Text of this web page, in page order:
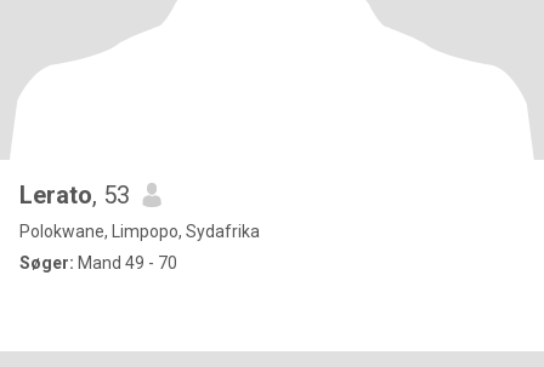
Lerato, 53
Polokwane, Limpopo, Sydafrika
Søger: Mand 49 - 70